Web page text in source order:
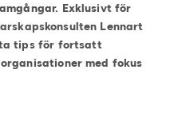
Exklusivt för
Lennart
tips för fortsatt
med fokus